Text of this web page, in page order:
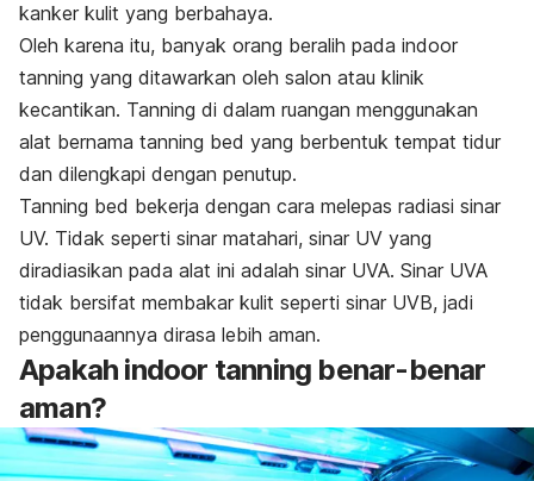
kanker kulit yang berbahaya.
Oleh karena itu, banyak orang beralih pada indoor
tanning yang ditawarkan oleh salon atau klinik
kecantikan. Tanning di dalam ruangan menggunakan
alat bernama tanning bed yang berbentuk tempat tidur
dan dilengkapi dengan penutup.
Tanning bed bekerja dengan cara melepas radiasi sinar
UV. Tidak seperti sinar matahari, sinar UV yang
diradiasikan pada alat ini adalah sinar UVA. Sinar UVA
tidak bersifat membakar kulit seperti sinar UVB, jadi
penggunaannya dirasa lebih aman.
Apakah indoor tanning benar-benar
aman?